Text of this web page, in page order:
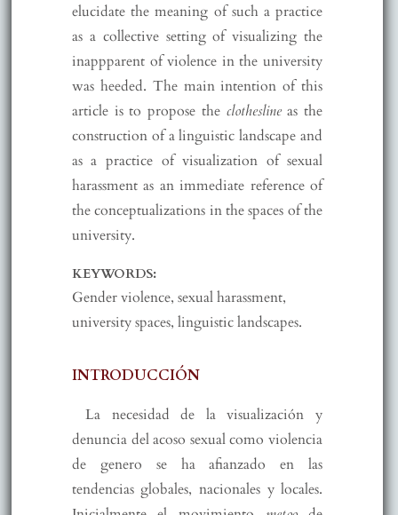
elucidate the meaning of such a practice
as a collective setting of visualizing the
inappparent of violence in the university
was heeded. The main intention of this
article is to propose the clotheslineas the
construction of a linguistic landscape and
as a practice of visualization of sexual
harassment as an immediate reference of
the conceptualizations in the spaces of the
university.
KEYWORDS:
Gender violence, sexual harassment,
university spaces, linguistic landscapes.
INTRODUCCIÓN
La necesidad de la visualización y
denuncia del acoso sexual como violencia
de genero se ha afianzado en las
tendencias globales, nacionales y locales.